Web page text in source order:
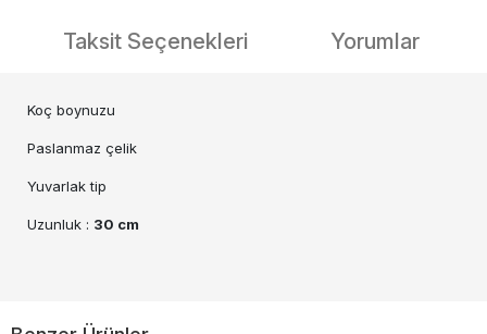
Taksit Seçenekleri Yorumlar
Koç boynuzu
Paslanmaz çelik
Yuvarlak tip
Uzunluk : 30 cm